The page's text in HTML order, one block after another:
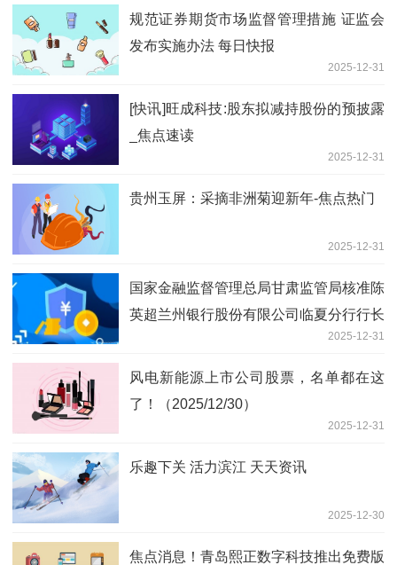
规范证券期货市场监督管理措施 证监会
发布实施办法 每日快报
2025-12-31
[快讯]旺成科技:股东拟减持股份的预披露
_焦点速读
2025-12-31
贵州玉屏：采摘非洲菊迎新年-焦点热门
2025-12-31
国家金融监督管理总局甘肃监管局核准陈
英超兰州银行股份有限公司临夏分行行长
2025-12-31
风电新能源上市公司股票，名单都在这
了！（2025/12/30）
2025-12-31
乐趣下关 活力滨江 天天资讯
2025-12-30
焦点消息！青岛熙正数字科技推出免费版